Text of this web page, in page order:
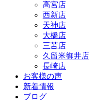
高宮店
西新店
天神店
大橋店
三苫店
久留米御井店
長崎店
お客様の声
新着情報
ブログ